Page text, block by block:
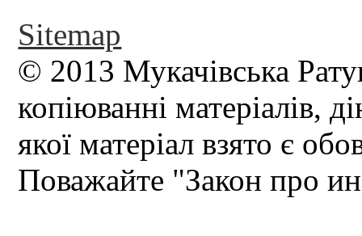
Sitemap
© 2013 Мукачівська
копіюванні матеріалів,
якої матеріал взято є
Поважайте "Закон про